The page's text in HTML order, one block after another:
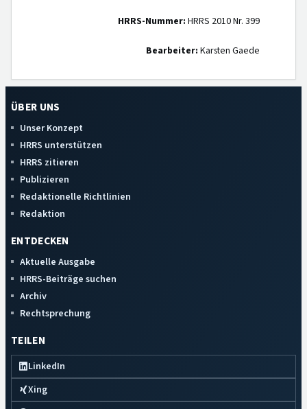
HRRS-Nummer: HRRS 2010 Nr. 399
Bearbeiter: Karsten Gaede
ÜBER UNS
Unser Konzept
HRRS unterstützen
HRRS zitieren
Publizieren
Redaktionelle Richtlinien
Redaktion
ENTDECKEN
Aktuelle Ausgabe
HRRS-Beiträge suchen
Archiv
Rechtsprechung
TEILEN
LinkedIn
Xing